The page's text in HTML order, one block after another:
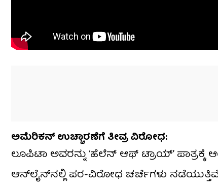
ಅಮೆರಿಕನ್ ಉಚ್ಚಾರಣೆಗೆ ತೀವ್ರ ವಿರೋಧ:
ಲೂಪಿಟಾ ಅವರನ್ನು ‘ಹೆಲೆನ್ ಆಫ್ ಟ್ರಾಯ್’
ಆನ್‌ಲೈನ್‌ನಲ್ಲಿ ಪರ-ವಿರೋಧ ಚರ್ಚೆಗಳು